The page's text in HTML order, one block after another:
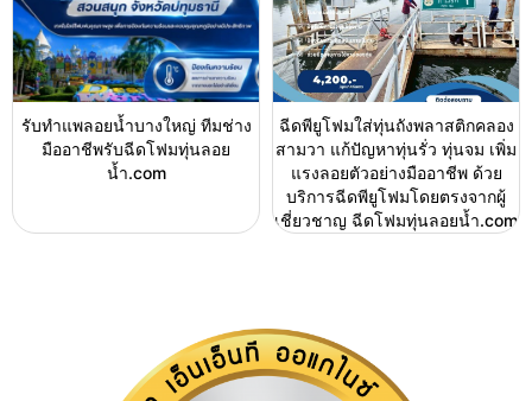
รับทำแพลอยน้ำบางใหญ่ ทีมช่าง
มืออาชีพรับฉีดโฟมทุ่นลอย
น้ำ.com
ฉีดพียูโฟมใส่ทุ่นถังพลาสติกคลอง
สามวา แก้ปัญหาทุ่นรั่ว ทุ่นจม เพิ่ม
แรงลอยตัวอย่างมืออาชีพ ด้วย
บริการฉีดพียูโฟมโดยตรงจากผู้
เชี่ยวชาญ ฉีดโฟมทุ่นลอยน้ำ.com